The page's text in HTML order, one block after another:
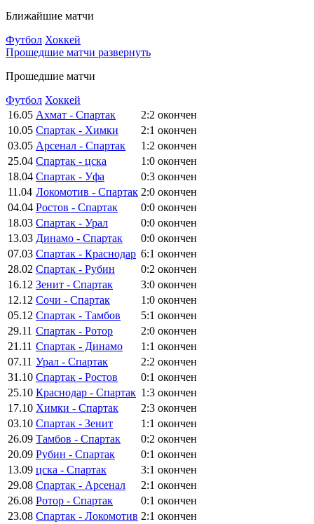
Ближайшие матчи
Футбол Хоккей
Прошедшие матчи развернуть
Прошедшие матчи
Футбол Хоккей
16.05 Ахмат - Спартак 2:2 окончен
10.05 Спартак - Химки 2:1 окончен
03.05 Арсенал - Спартак 1:2 окончен
25.04 Спартак - цска 1:0 окончен
18.04 Спартак - Уфа 0:3 окончен
11.04 Локомотив - Спартак 2:0 окончен
04.04 Ростов - Спартак 0:0 окончен
18.03 Спартак - Урал 0:0 окончен
13.03 Динамо - Спартак 0:0 окончен
07.03 Спартак - Краснодар 6:1 окончен
28.02 Спартак - Рубин 0:2 окончен
16.12 Зенит - Спартак 3:0 окончен
12.12 Сочи - Спартак 1:0 окончен
05.12 Спартак - Тамбов 5:1 окончен
29.11 Спартак - Ротор 2:0 окончен
21.11 Спартак - Динамо 1:1 окончен
07.11 Урал - Спартак 2:2 окончен
31.10 Спартак - Ростов 0:1 окончен
25.10 Краснодар - Спартак 1:3 окончен
17.10 Химки - Спартак 2:3 окончен
03.10 Спартак - Зенит 1:1 окончен
26.09 Тамбов - Спартак 0:2 окончен
20.09 Рубин - Спартак 0:1 окончен
13.09 цска - Спартак 3:1 окончен
29.08 Спартак - Арсенал 2:1 окончен
26.08 Ротор - Спартак 0:1 окончен
23.08 Спартак - Локомотив 2:1 окончен